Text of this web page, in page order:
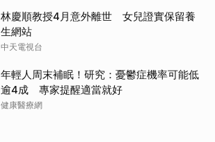
林慶順教授4月意外離世 女兒證實保留養
生網站
中天電視台
年輕人周末補眠！研究：憂鬱症機率可能低
逾4成 專家提醒適當就好
健康醫療網